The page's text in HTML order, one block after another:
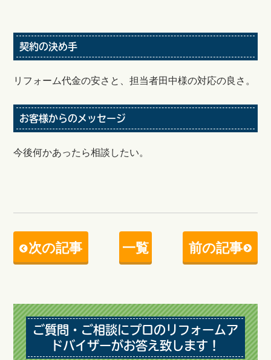
契約の決め手
リフォーム代金の安さと、担当者田中様の対応の良さ。
お客様からのメッセージ
今後何かあったら相談したい。
次の記事 一覧 前の記事
ご質問・ご相談にプロのリフォームア
ドバイザーがお答え致します！